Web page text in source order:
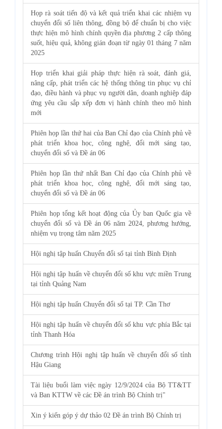
Họp rà soát tiến độ và kết quả triển khai các nhiệm vụ
chuyển đổi số liên thông, đồng bộ để chuẩn bị cho việc
thực hiện mô hình chính quyền địa phương 2 cấp thông
suốt, hiệu quả, không gián đoạn từ ngày 01 tháng 7 năm
2025
Họp triển khai giải pháp thực hiện rà soát, đánh giá,
nâng cấp, phát triển các hệ thống thông tin phục vụ chỉ
đạo, điều hành và phục vụ người dân, doanh nghiệp đáp
ứng yêu cầu sắp xếp đơn vị hành chính theo mô hình
mới
Phiên họp lần thứ hai của Ban Chỉ đạo của Chính phủ về
phát triển khoa học, công nghệ, đổi mới sáng tạo,
chuyển đổi số và Đề án 06
Phiên họp lần thứ nhất Ban Chỉ đạo của Chính phủ về
phát triển khoa học, công nghệ, đổi mới sáng tạo,
chuyển đổi số và Đề án 06
Phiên họp tổng kết hoạt động của Ủy ban Quốc gia về
chuyển đổi số và Đề án 06 năm 2024, phương hướng,
nhiệm vụ trọng tâm năm 2025
Hội nghị tập huấn Chuyển đổi số tại tỉnh Bình Định
Hội nghị tập huấn về chuyển đổi số khu vực miền Trung
tại tỉnh Quảng Nam
Hội nghị tập huấn Chuyển đổi số tại TP. Cần Thơ
Hội nghị tập huấn về chuyển đổi số khu vực phía Bắc tại
tỉnh Thanh Hóa
Chương trình Hội nghị tập huấn về chuyển đổi số tỉnh
Hậu Giang
Tài liệu buổi làm việc ngày 12/9/2024 của Bộ TT&TT
và Ban KTTW về các Đề án trình Bộ Chính trị"
Xin ý kiến góp ý dự thảo 02 Đề án trình Bộ Chính trị